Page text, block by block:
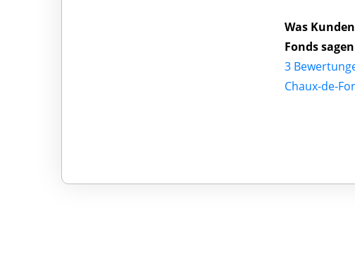
Was
Fonds sagen
3
Chaux-de-